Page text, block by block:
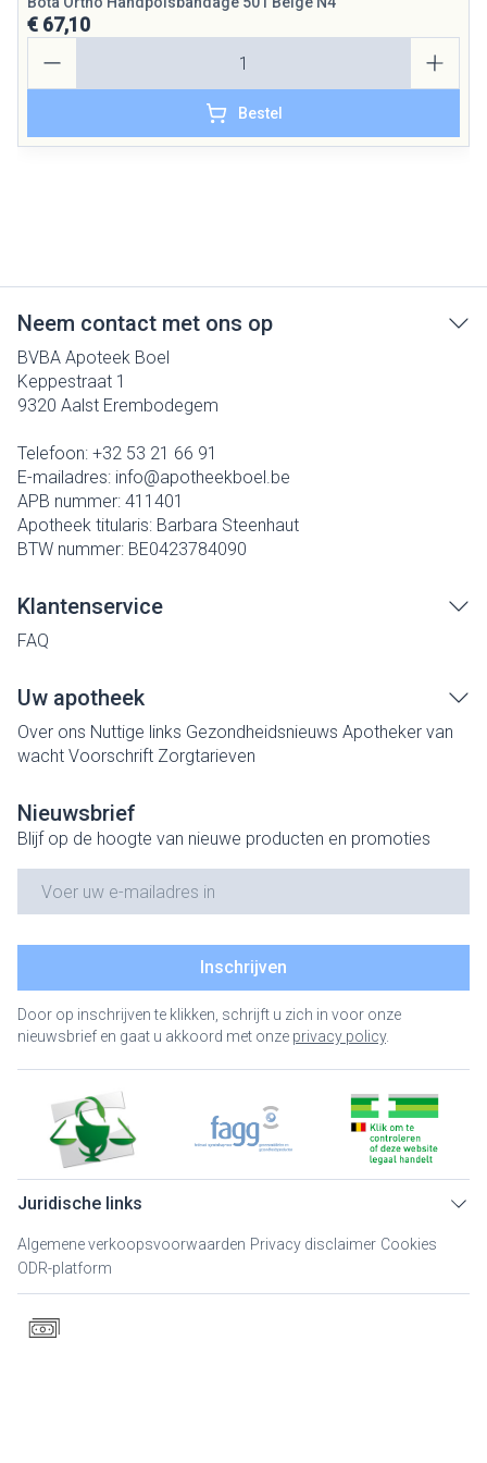
€ 67,10
Bestel
Neem contact met ons op
BVBA Apoteek Boel
Keppestraat 1
9320 Aalst Erembodegem
Telefoon: +32 53 21 66 91
E-mailadres: info@apotheekboel.be
APB nummer: 411401
Apotheek titularis: Barbara Steenhaut
BTW nummer: BE0423784090
Klantenservice
FAQ
Uw apotheek
Over ons Nuttige links Gezondheidsnieuws Apotheker van
wacht Voorschrift Zorgtarieven
Nieuwsbrief
Blijf op de hoogte van nieuwe producten en promoties
Inschrijven
Door op inschrijven te klikken, schrijft u zich in voor onze
nieuwsbrief en gaat u akkoord met onze privacy policy.
Juridische links
Algemene verkoopsvoorwaarden Privacy disclaimer Cookies
ODR-platform